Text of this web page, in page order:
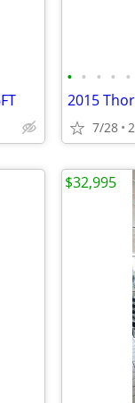
• • • • •
7/28
$32,995